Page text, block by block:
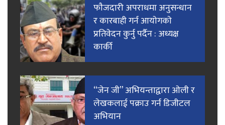
फाैजदारी अपराधमा अनुसन्धान
र कारबाही गर्न आयाेगकाे
प्रतिवेदन कुर्नु पर्दैन : अध्यक्ष
कार्की
“जेन जी” अभियन्ताद्वारा ओली र
लेखकलाई पक्राउ गर्न डिजीटल
अभियान